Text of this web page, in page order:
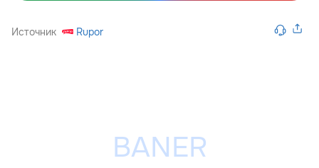
Источник Rupor